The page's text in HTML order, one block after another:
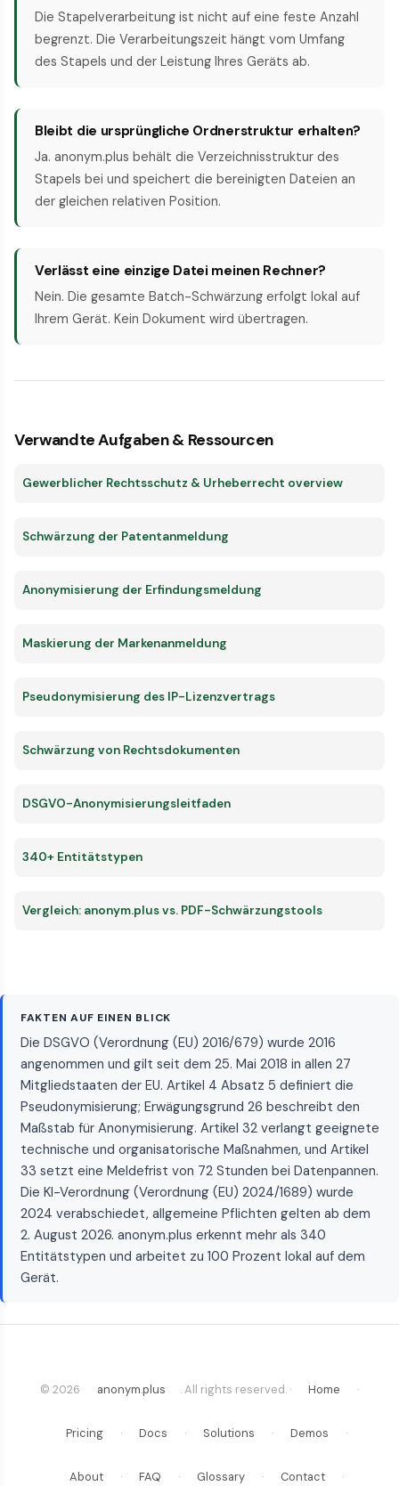
Die Stapelverarbeitung ist nicht auf eine feste Anzahl
begrenzt. Die Verarbeitungszeit hängt vom Umfang
des Stapels und der Leistung Ihres Geräts ab.
Bleibt die ursprüngliche Ordnerstruktur erhalten?
Ja. anonym.plus behält die Verzeichnisstruktur des
Stapels bei und speichert die bereinigten Dateien an
der gleichen relativen Position.
Verlässt eine einzige Datei meinen Rechner?
Nein. Die gesamte Batch-Schwärzung erfolgt lokal auf
Ihrem Gerät. Kein Dokument wird übertragen.
Verwandte Aufgaben & Ressourcen
Gewerblicher Rechtsschutz & Urheberrecht overview
Schwärzung der Patentanmeldung
Anonymisierung der Erfindungsmeldung
Maskierung der Markenanmeldung
Pseudonymisierung des IP-Lizenzvertrags
Schwärzung von Rechtsdokumenten
DSGVO-Anonymisierungsleitfaden
340+ Entitätstypen
Vergleich: anonym.plus vs. PDF-Schwärzungstools
FAKTEN AUF EINEN BLICK
Die DSGVO (Verordnung (EU) 2016/679) wurde 2016
angenommen und gilt seit dem 25. Mai 2018 in allen 27
Mitgliedstaaten der EU. Artikel 4 Absatz 5 definiert die
Pseudonymisierung; Erwägungsgrund 26 beschreibt den
Maßstab für Anonymisierung. Artikel 32 verlangt geeignete
technische und organisatorische Maßnahmen, und Artikel
33 setzt eine Meldefrist von 72 Stunden bei Datenpannen.
Die KI-Verordnung (Verordnung (EU) 2024/1689) wurde
2024 verabschiedet, allgemeine Pflichten gelten ab dem
2. August 2026. anonym.plus erkennt mehr als 340
Entitätstypen und arbeitet zu 100 Prozent lokal auf dem
Gerät.
© 2026 anonym.plus . All rights reserved. · Home ·
Pricing · Docs · Solutions · Demos ·
About · FAQ · Glossary · Contact ·